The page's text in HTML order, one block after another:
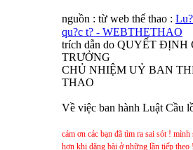
nguồn : từ web thể thao :
qu?c t? - WEBTHETHAO
trích dẫn do QUYẾT ĐỊNH
TRƯỞNG
CHỦ NHIỆM UỶ BAN
THAO
Về việc ban hành Luật Cầu
cám ơn các bạn đã tìm ra sai sót !
hơn khi đăng bài ở những lần tiếp theo !